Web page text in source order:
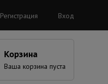
Регистрация Вход
Корзина
Ваша корзина пуста